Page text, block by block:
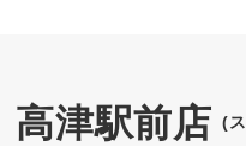
津駅前店 (